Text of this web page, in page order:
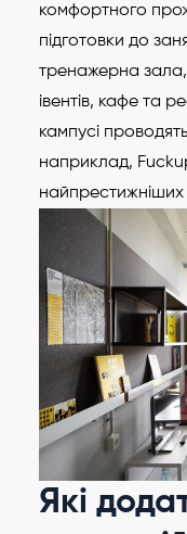
комфортного
підготовки до
тренажерна зала,
івентів, кафе та
кампусі проводять
наприклад,
найпрестижніших
Які